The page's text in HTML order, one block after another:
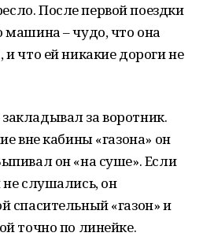
После первой поездки
машина – чудо, что она
что ей никакие дороги не
за воротник.
вне кабины «газона» он
он «на суше». Если
слушались, он
спасительный «газон» и
точно по линейке.